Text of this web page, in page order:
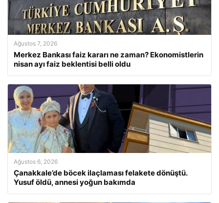
Ağustos 7, 2026
Merkez Bankası faiz kararı ne zaman? Ekonomistlerin
nisan ayı faiz beklentisi belli oldu
Ağustos 6, 2026
Çanakkale’de böcek ilaçlaması felakete dönüştü.
Yusuf öldü, annesi yoğun bakımda